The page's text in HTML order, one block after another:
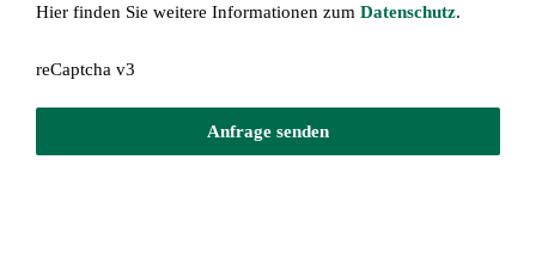
Hier finden Sie weitere Informationen zum Datenschutz.
reCaptcha v3
Anfrage senden